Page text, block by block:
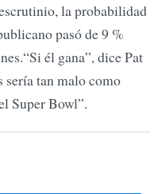
la probabilidad
pasó de 9 %
él gana”, dice Pat
sería tan malo como
Super Bowl”.